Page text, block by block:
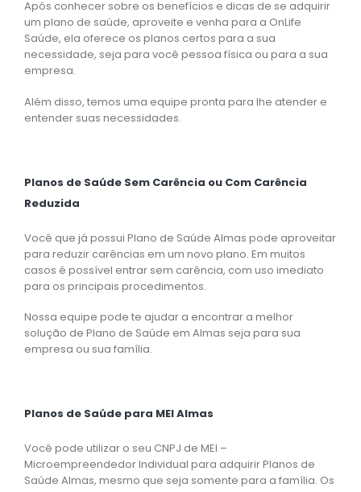
Após conhecer sobre os benefícios e dicas de se adquirir
um plano de saúde, aproveite e venha para a OnLife
Saúde, ela oferece os planos certos para a sua
necessidade, seja para você pessoa física ou para a sua
empresa.
Além disso, temos uma equipe pronta para lhe atender e
entender suas necessidades.
Planos de Saúde Sem Carência ou Com Carência
Reduzida
Você que já possui Plano de Saúde Almas pode aproveitar
para reduzir carências em um novo plano. Em muitos
casos é possível entrar sem carência, com uso imediato
para os principais procedimentos.
Nossa equipe pode te ajudar a encontrar a melhor
solução de Plano de Saúde em Almas seja para sua
empresa ou sua família.
Planos de Saúde para MEI Almas
Você pode utilizar o seu CNPJ de MEI –
Microempreendedor Individual para adquirir Planos de
Saúde Almas, mesmo que seja somente para a família. Os